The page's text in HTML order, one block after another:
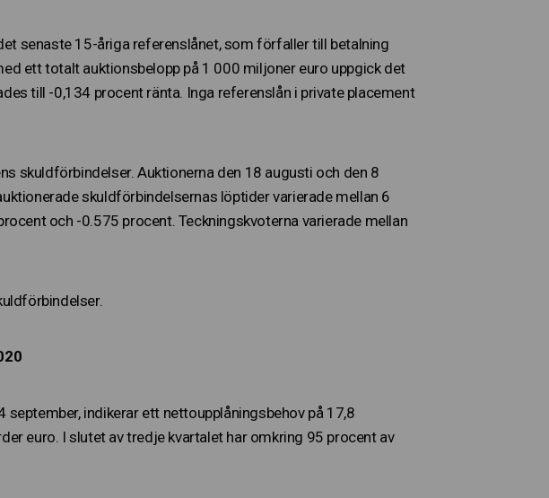
senaste 15-åriga referenslånet, som förfaller till betalning
ett totalt auktionsbelopp på 1 000 miljoner euro uppgick det
till -0,134 procent ränta. Inga referenslån i private placement
skuldförbindelser. Auktionerna den 18 augusti och den 8
skuldförbindelsernas löptider varierade mellan 6
och -0.575 procent. Teckningskvoterna varierade mellan
indikerar ett nettoupplåningsbehov på 17,8
euro. I slutet av tredje kvartalet har omkring 95 procent av